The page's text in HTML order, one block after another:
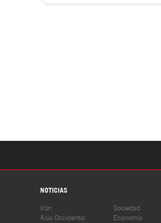
NOTICIAS
Irán
Asia Occidental
Sociedad
Economía